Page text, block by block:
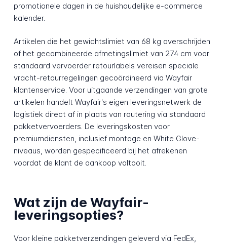
promotionele dagen in de huishoudelijke e-commerce
kalender.
Artikelen die het gewichtslimiet van 68 kg overschrijden
of het gecombineerde afmetingslimiet van 274 cm voor
standaard vervoerder retourlabels vereisen speciale
vracht-retourregelingen gecoördineerd via Wayfair
klantenservice. Voor uitgaande verzendingen van grote
artikelen handelt Wayfair's eigen leveringsnetwerk de
logistiek direct af in plaats van routering via standaard
pakketvervoerders. De leveringskosten voor
premiumdiensten, inclusief montage en White Glove-
niveaus, worden gespecificeerd bij het afrekenen
voordat de klant de aankoop voltooit.
Wat zijn de Wayfair-
leveringsopties?
Voor kleine pakketverzendingen geleverd via FedEx,